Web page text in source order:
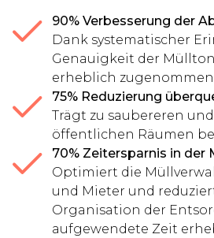
90% Verbesserung der
Dank systematischer
Genauigkeit der
erheblich
75% Reduzierung
Trägt zu saubereren
öffentlichen Räumen
70% Zeitersparnis in der
Optimiert die
und Mieter und
Organisation der
aufgewendete Zeit